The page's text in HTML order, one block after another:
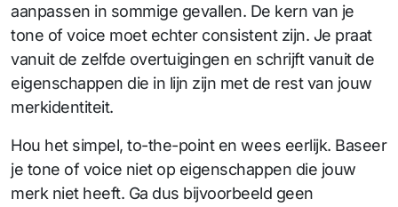
aanpassen in sommige gevallen. De kern van je
tone of voice moet echter consistent zijn. Je praat
vanuit de zelfde overtuigingen en schrijft vanuit de
eigenschappen die in lijn zijn met de rest van jouw
merkidentiteit.
Hou het simpel, to-the-point en wees eerlijk. Baseer
je tone of voice niet op eigenschappen die jouw
merk niet heeft. Ga dus bijvoorbeeld geen